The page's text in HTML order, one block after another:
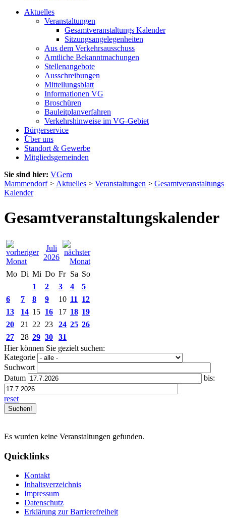
Aktuelles
Veranstaltungen
Gesamtveranstaltungs Kalender
Sitzungsangelegenheiten
Aus dem Verkehrsausschuss
Amtliche Bekanntmachungen
Stellenangebote
Ausschreibungen
Mitteilungsblatt
Informationen VG
Broschüren
Bauleitplanverfahren
Verkehrshinweise im VG-Gebiet
Bürgerservice
Über uns
Standort & Gewerbe
Mitgliedsgemeinden
Sie sind hier: VGem
Mammendorf> Aktuelles > Veranstaltungen > Gesamtveranstaltungs
Kalender
Gesamtveranstaltungskalender
Juli
2026
Mo Di Mi Do Fr Sa So
1
2 3 4
5
6
7 8 9 10 11
12
13
14 15 16 17 18 19
20
21 22 23 24 25 26
27
28 29 30
31
Hier können Sie gezielt suchen:
Kategorie
Suchwort
Datum
bis:
reset
Es wurden keine Veranstaltungen gefunden.
Quicklinks
Kontakt
Inhaltsverzeichnis
Impressum
Datenschutz
Erklärung zur Barrierefreiheit